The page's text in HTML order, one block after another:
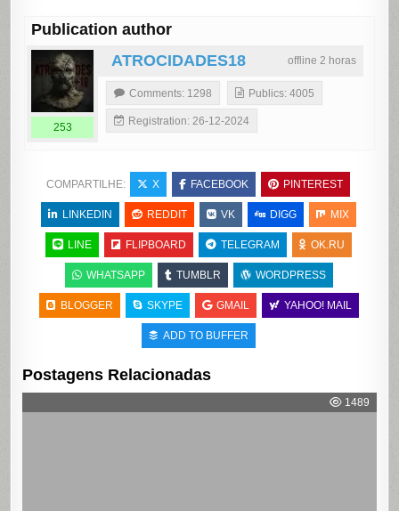
Publication author
offline 2 horas
ATROCIDADES18
253
Comments: 1298 Publics: 4005
Registration: 26-12-2024
COMPARTILHE: X FACEBOOK PINTEREST
LINKEDIN REDDIT VK DIGG MIX
LINE FLIPBOARD TELEGRAM OK.RU
WHATSAPP TUMBLR WORDPRESS
BLOGGER SKYPE GMAIL YAHOO! MAIL
ADD TO BUFFER
Postagens Relacionadas
1489